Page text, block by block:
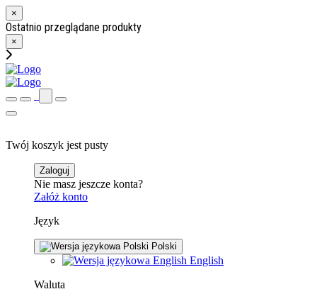
×
Ostatnio przeglądane produkty
×
Twój koszyk jest pusty
Zaloguj
Nie masz jeszcze konta?
Załóż konto
Język
Polski
English
Waluta